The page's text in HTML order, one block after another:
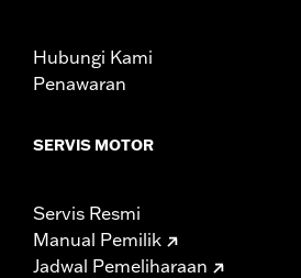
Hubungi Kami
Penawaran
SERVIS MOTOR
Servis Resmi
Manual Pemilik
Jadwal Pemeliharaan